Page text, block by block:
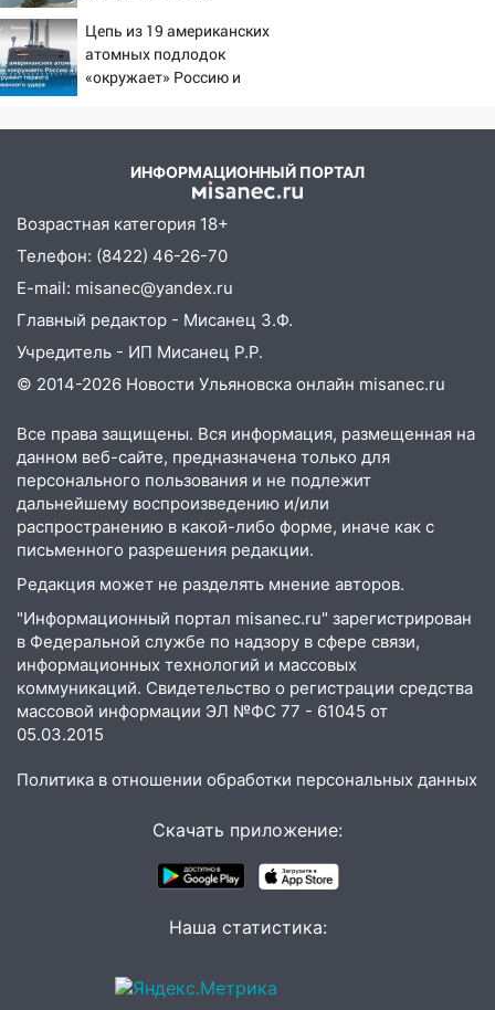
07:18
В Ульяновск идет
тридцатиградусная жара: какая будет
погода в четверг
юристы помогли женщине засудить УК
за плесень на стенах
Кому 6 августа звезды сулят
прибыль, а кому — испытания на
прочность
05.08.2026
22:58 Соцсети: на проспекте Тюленева
ДТП с мотоциклистом
20:22 Мошенники обманули 92-летнюю
19:14 Житель Ульяновской области
подвез троих незнакомцев на трассе и
заработал уголовное дело
18:14 Прогноз погоды на 6 августа в
Ульяновской области
18:00
экстрим: в Ульяновске пройдет
большой фестиваль «Наше время»
17:30 Где есть бензин в Ульяновске 5
августа после рабочего дня: список АЗС
Ульяновске задержали 19-летнюю
Едва не перерезал горло: в
Вешкайме посиделки с судимым
знакомым закончились для женщины
перевернулась на мопеде и попала в
Цепь из 19 американских
атомных подлодок
«окружает» Россию и
ИНФОРМАЦИОННЫЙ ПОРТАЛ
Возрастная категория 18+
Телефон: (8422) 46-26-70
E-mail: misanec@yandex.ru
Главный редактор - Мисанец З.Ф.
Учредитель - ИП Мисанец Р.Р.
© 2014-2026 Новости Ульяновска онлайн misanec.ru
Все права защищены. Вся информация, размещенная на
данном веб-сайте, предназначена только для
персонального пользования и не подлежит
дальнейшему воспроизведению и/или
распространению в какой-либо форме, иначе как с
письменного разрешения редакции.
Редакция может не разделять мнение авторов.
"Информационный портал misanec.ru" зарегистрирован
в Федеральной службе по надзору в сфере связи,
информационных технологий и массовых
коммуникаций. Свидетельство о регистрации средства
массовой информации ЭЛ №ФС 77 - 61045 от
05.03.2015
Политика в отношении обработки персональных данных
Скачать приложение:
Наша статистика: